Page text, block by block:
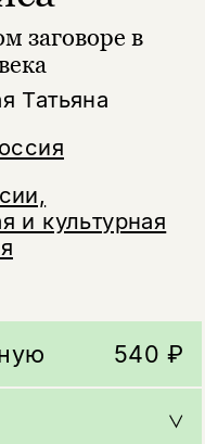
Татьяна
и культурная
заговоре в
540 ₽